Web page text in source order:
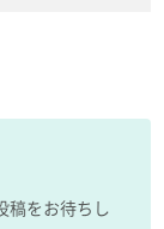
稿をお待ちし